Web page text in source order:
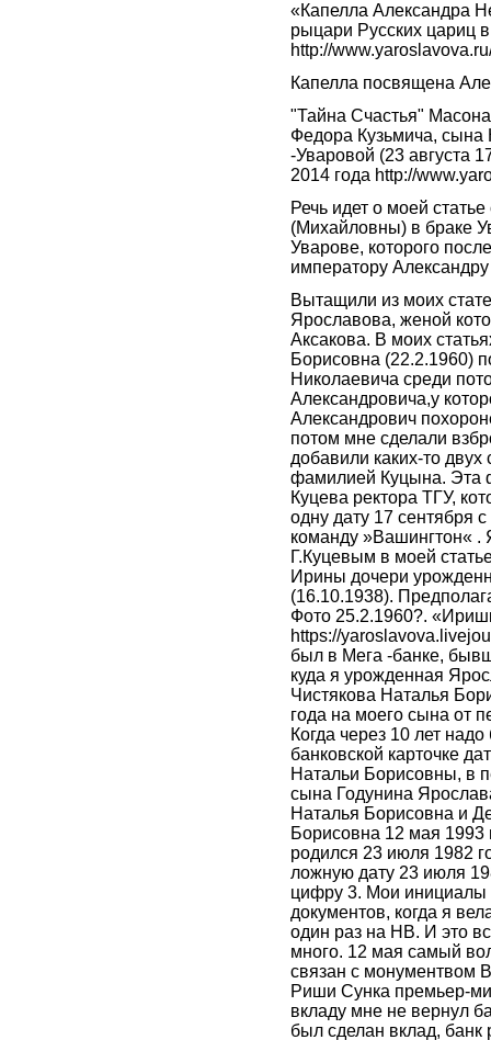
«Капелла Александра
рыцари Русских цариц
http://
Капелла посвящена
"Тайна Счастья"
Федора Кузьмича,
-Уваровой (23 августа
2014 года http://
Речь идет о моей
(Михайловны) в браке
Уварове, которого
императору
Вытащили из моих
Ярославова, женой
Аксакова. В моих
Борисовна (22.2.1960)
Николаевича среди
Александровича,у
Александрович
потом мне сделали
добавили каких-то
фамилией Куцына. Эта
Куцева ректора ТГУ,
одну дату 17 сентября
команду »Вашингтон« .
Г.Куцевым в моей
Ирины дочери
(16.10.1938).
Фото 25.2.1960?.
https://
был в Мега -банке,
куда я урожденная
Чистякова Наталья
года на моего сына от
Когда через 10 лет
банковской карточке
Натальи Борисовны, в
сына Годунина
Наталья Борисовна и
Борисовна 12 мая
родился 23 июля 1982
ложную дату 23 июля
цифру 3. Мои
документов, когда я
один раз на НВ. И это
много. 12 мая самый
связан с монументвом
Риши Сунка премьер-
вкладу мне не вернул
был сделан вклад, банк